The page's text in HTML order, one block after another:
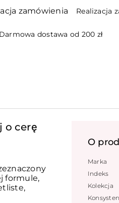
Realizacja
Darmowa dostawa od 200 zł
O
Marka
Indeks
Kolekcja
o cerę
formule,